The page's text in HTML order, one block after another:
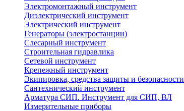
Электромонтажный инструмент
Диэлектрический инструмент
Электрический инструмент
Генераторы (электростанции)
Слесарный инструмент
Строительная гидравлика
Сетевой инструмент
Крепежный инструмент
Экипировка, средства защиты и безопасности
Сантехнический инструмент
Арматура СИП. Инструмент для СИП, ВЛ
Измерительные приборы